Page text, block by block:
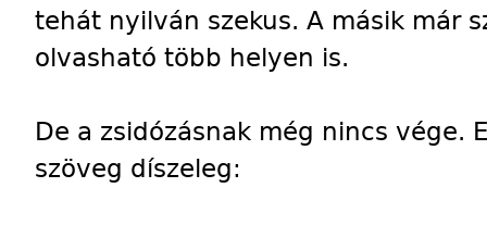
tehát nyilván szekus. A másik már
olvasható több helyen is.
De a zsidózásnak még nincs vége.
szöveg díszeleg: